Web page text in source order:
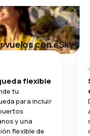
vuelos con eSky?
flexible
tu
para incluir
y una
flexible de